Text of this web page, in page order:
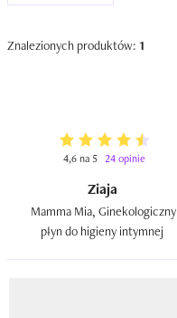
Znalezionych produktów: 1
4,6 na 5 24 opinie
Ziaja
Mamma Mia, Ginekologiczny